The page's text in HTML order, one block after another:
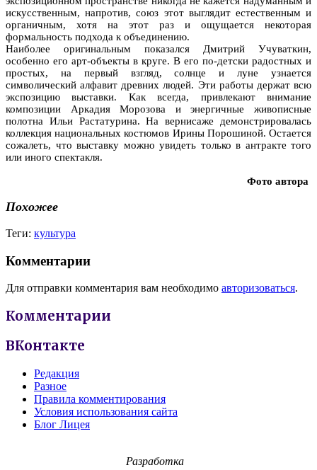
искусственным, напротив, союз этот выглядит естественным и
органичным, хотя на этот раз и ощущается некоторая
формальность подхода к объединению.
Наиболее оригинальным показался Дмитрий Учуваткин,
особенно его арт-объекты в круге. В его по-детски радостных и
простых, на первый взгляд, солнце и луне узнается
символический алфавит древних людей. Эти работы держат всю
экспозицию выставки. Как всегда, привлекают внимание
композиции Аркадия Морозова и энергичные живописные
полотна Ильи Растатурина. На вернисаже демонстрировалась
коллекция национальных костюмов Ирины Порошиной. Остается
сожалеть, что выставку можно увидеть только в антракте того
или иного спектакля.
Фото автора
Похожее
Теги: культура
Комментарии
Для отправки комментария вам необходимо авторизоваться.
Комментарии
ВКонтакте
Редакция
Разное
Правила комментирования
Условия использования сайта
Блог Лицея
Разработка